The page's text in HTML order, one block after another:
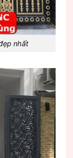
nhất